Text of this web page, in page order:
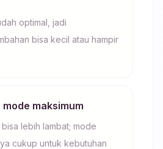
optimal, jadi
bisa kecil atau hampir
maksimum
lebih lambat; mode
cukup untuk kebutuhan